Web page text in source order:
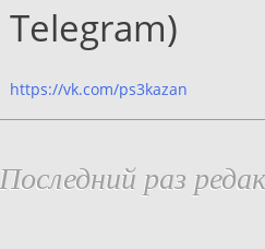
Telegram)
https://vk.com/ps3kazan
Последний раз